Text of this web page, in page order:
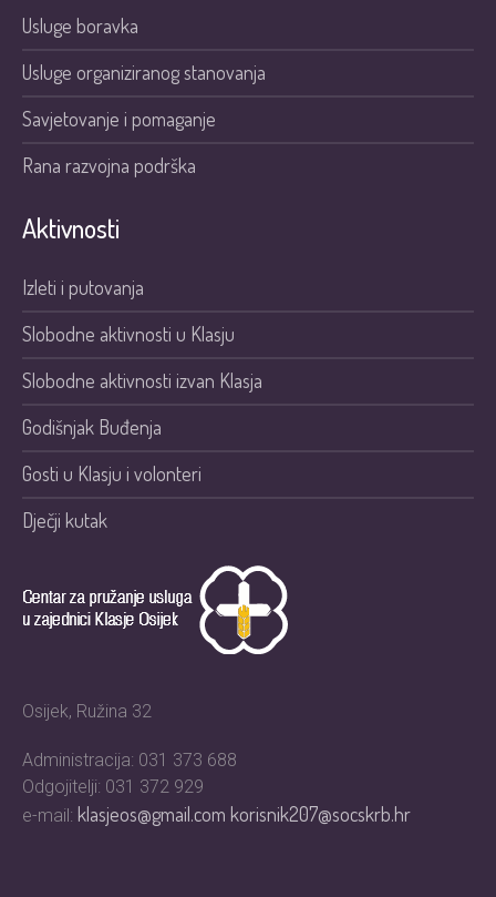
Usluge boravka
Usluge organiziranog stanovanja
Savjetovanje i pomaganje
Rana razvojna podrška
Aktivnosti
Izleti i putovanja
Slobodne aktivnosti u Klasju
Slobodne aktivnosti izvan Klasja
Godišnjak Buđenja
Gosti u Klasju i volonteri
Dječji kutak
Osijek, Ružina 32
Administracija: 031 373 688
Odgojitelji: 031 372 929
e-mail: klasjeos@gmail.comkorisnik207@socskrb.hr